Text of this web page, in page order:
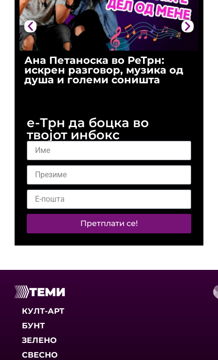
Ана Петаноска во РеТрн:
искрен разговор, музика од
душа и големи соништа
е-Трн да боцка во
твојот инбокс
Претплати се!
ТЕМИ
КУЛТ-АРТ
БУНТ
ЗЕЛЕНО
СВЕСНО